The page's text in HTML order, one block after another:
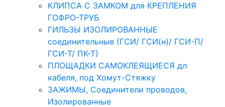
КЛИПСА С ЗАМКОМ для КРЕПЛЕНИЯ
ГОФРО-ТРУБ
ГИЛЬЗЫ ИЗОЛИРОВАННЫЕ
соединительные (ГСИ/ ГСИ(н)/ ГСИ-П/
ГСИ-Т/ ПК-Т)
ПЛОЩАДКИ САМОКЛЕЯЩИЕСЯ дл
кабеля, под Хомут-Стяжку
ЗАЖИМЫ, Соединители проводов,
Изолированные